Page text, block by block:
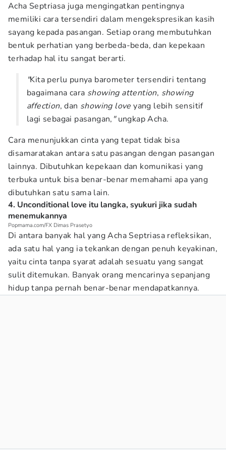
Acha Septriasa juga mengingatkan pentingnya
memiliki cara tersendiri dalam mengekspresikan kasih
sayang kepada pasangan. Setiap orang membutuhkan
bentuk perhatian yang berbeda-beda, dan kepekaan
terhadap hal itu sangat berarti.
"Kita perlu punya barometer tersendiri tentang
bagaimana cara showing attention, showing
affection, dan showing love yang lebih sensitif
lagi sebagai pasangan, "ungkap Acha.
Cara menunjukkan cinta yang tepat tidak bisa
disamaratakan antara satu pasangan dengan pasangan
lainnya. Dibutuhkan kepekaan dan komunikasi yang
terbuka untuk bisa benar-benar memahami apa yang
dibutuhkan satu sama lain.
4. Unconditional love itu langka, syukuri jika sudah
menemukannya
Popmama.com/FX Dimas Prasetyo
Di antara banyak hal yang Acha Septriasa refleksikan,
ada satu hal yang ia tekankan dengan penuh keyakinan,
yaitu cinta tanpa syarat adalah sesuatu yang sangat
sulit ditemukan. Banyak orang mencarinya sepanjang
hidup tanpa pernah benar-benar mendapatkannya.